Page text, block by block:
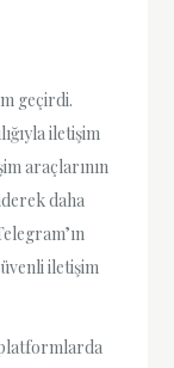
geçirdi.
iletişim
araçlarının
daha
iletişim